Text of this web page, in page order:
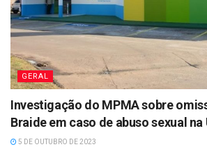
GERAL
Investigação do MPMA sobre
Braide em caso de abuso sexual na
5 DE OUTUBRO DE 2023